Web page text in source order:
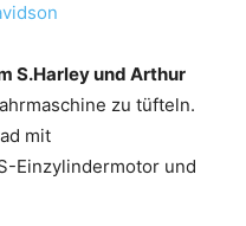
S.Harley und Arthur
zu tüfteln.
mit
Einzylindermotor und